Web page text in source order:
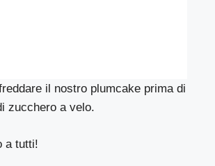
il nostro plumcake prima di
zucchero a velo.
a tutti!